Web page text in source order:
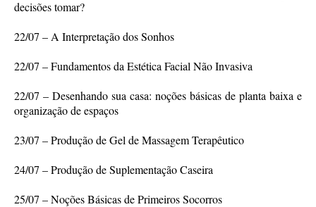
decisões tomar?
22/07 – A Interpretação dos Sonhos
22/07 – Fundamentos da Estética Facial Não Invasiva
22/07 – Desenhando sua casa: noções básicas de planta baixa e
organização de espaços
23/07 – Produção de Gel de Massagem Terapêutico
24/07 – Produção de Suplementação Caseira
25/07 – Noções Básicas de Primeiros Socorros